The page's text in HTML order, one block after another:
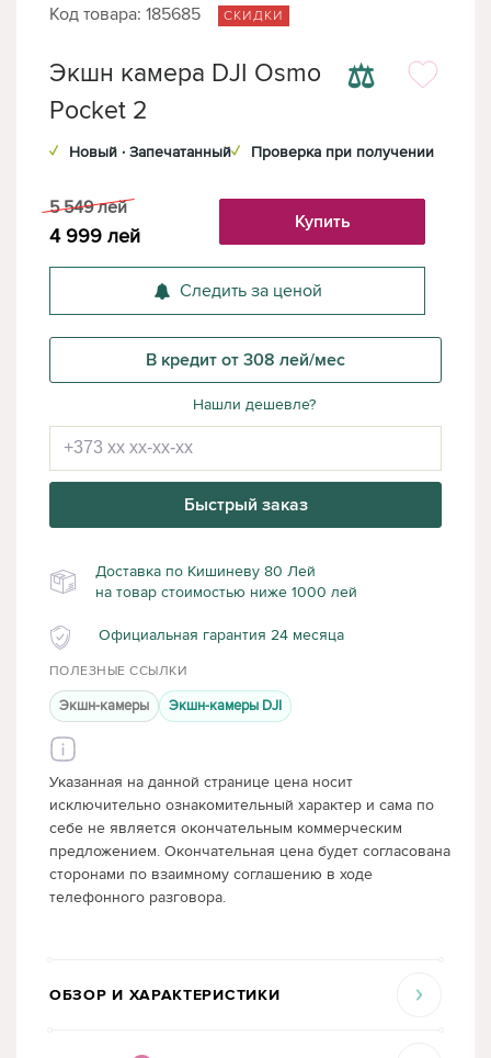
Код товара: 185685 СКИДКИ
⚖
Экшн камера DJI Osmo
Pocket 2
✓ Новый · Запечатанный✓ Проверка при получении
5 549 лей
4 999 лей
Купить
Следить за ценой
В кредит от 308 лей/мес
Нашли дешевле?
Быстрый заказ
Доставка по Кишиневу 80 Лей
на товар стоимостью ниже 1000 лей
Официальная гарантия 24 месяца
ПОЛЕЗНЫЕ ССЫЛКИ
Экшн-камеры Экшн-камеры DJI
Указанная на данной странице цена носит
исключительно ознакомительный характер и сама по
себе не является окончательным коммерческим
предложением. Окончательная цена будет согласована
сторонами по взаимному соглашению в ходе
телефонного разговора.
ОБЗОР И ХАРАКТЕРИСТИКИ